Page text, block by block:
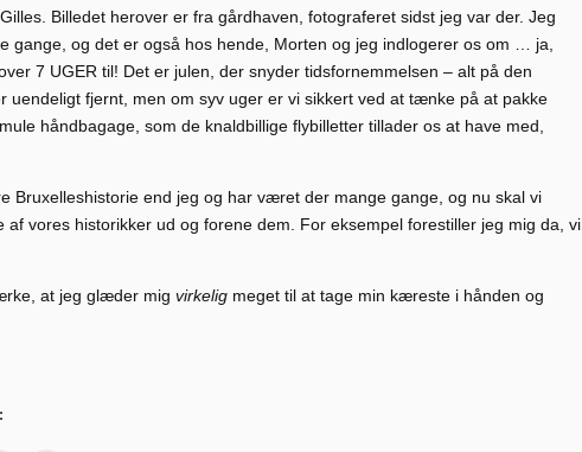
Billedet herover er fra gårdhaven, fotograferet sidst jeg var der. Jeg
gange, og det er også hos hende, Morten og jeg indlogerer os om … ja,
7 UGER til! Det er julen, der snyder tidsfornemmelsen – alt på den
uendeligt fjernt, men om syv uger er vi sikkert ved at tænke på at pakke
håndbagage, som de knaldbillige flybilletter tillader os at have med,
Bruxelleshistorie end jeg og har været der mange gange, og nu skal vi
vores historikker ud og forene dem. For eksempel forestiller jeg mig da, vi
at jeg glæder mig virkelig meget til at tage min kæreste i hånden og